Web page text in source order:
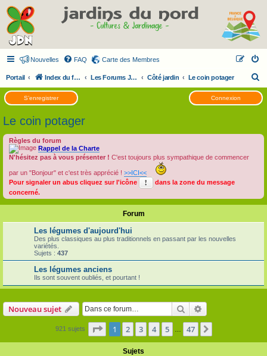
Nouvelles FAQ Carte des Membres
Portail Index du forum Les Forums JDN Côté jardin Le coin potager
e
c
e
r
S’enregistrer Connexion
Le coin potager
Règles du forum
Rappel de la Charte
N'hésitez pas à vous présenter ! C'est toujours plus sympathique de commencer
par un "Bonjour" et c'est très apprécié ! >>ICI<<
Pour signaler un abus cliquez sur l'icône
dans la zone du message
concerné.
Forum
Les légumes d'aujourd'hui
Des plus classiques au plus traditionnels en passant par les nouvelles
variétés.
Sujets : 437
Les légumes anciens
Ils sont souvent oubliés, et pourtant !
Nouveau sujet Rechercher
921 sujets Page 1sur47
1 2 3 4 5 47
Sujets